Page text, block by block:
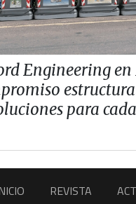
Engineering en
para
REVISTA